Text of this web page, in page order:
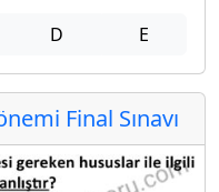
D E
Final Sınavı